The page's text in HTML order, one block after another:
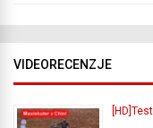
VIDEORECENZJE